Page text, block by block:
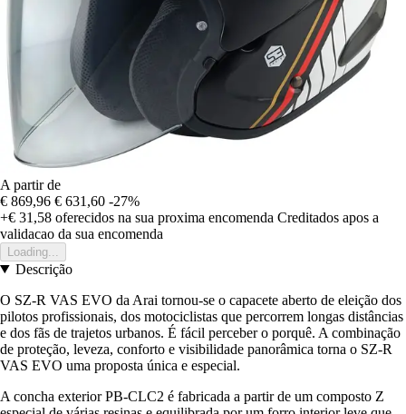
A partir de
€ 869,96 € 631,60 -27%
+€ 31,58 oferecidos na sua proxima encomenda Creditados apos a
validacao da sua encomenda
Loading...
Descrição
O SZ-R VAS EVO da Arai tornou-se o capacete aberto de eleição dos
pilotos profissionais, dos motociclistas que percorrem longas distâncias
e dos fãs de trajetos urbanos. É fácil perceber o porquê. A combinação
de proteção, leveza, conforto e visibilidade panorâmica torna o SZ-R
VAS EVO uma proposta única e especial.
A concha exterior PB-CLC2 é fabricada a partir de um composto Z